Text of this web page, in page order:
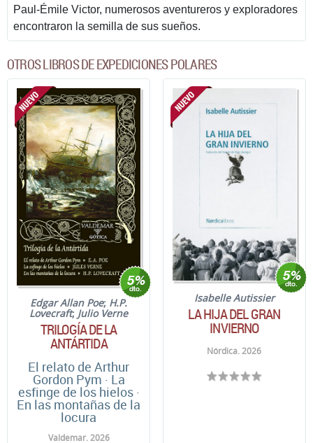
Paul-Émile Victor, numerosos aventureros y exploradores
encontraron la semilla de sus sueños.
OTROS LIBROS DE EXPEDICIONES POLARES
Edgar Allan Poe; H.P.
Lovecraft; Julio Verne
TRILOGÍA DE LA
ANTÁRTIDA
El relato de Arthur
Gordon Pym · La
esfinge de los hielos ·
En las montañas de la
locura
Valdemar. 2026
Isabelle Autissier
LA HIJA DEL GRAN
INVIERNO
Nórdica. 2026